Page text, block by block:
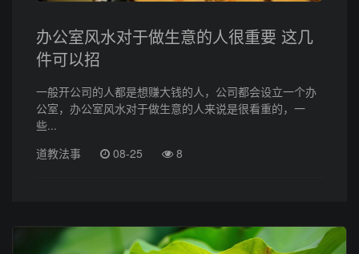
办公室风水对于做生意的人很重要 这几
件可以招
一般开公司的人都是想赚大钱的人，公司都会设立一个办
公室，办公室风水对于做生意的人来说是很看重的，一
些...
道教法事
08-25 8